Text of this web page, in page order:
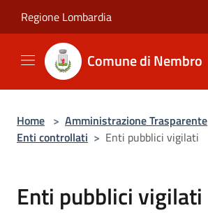
Regione Lombardia
Comune di Nembro
Home > Amministrazione Trasparente
Enti controllati > Enti pubblici vigilati
Enti pubblici vigilati